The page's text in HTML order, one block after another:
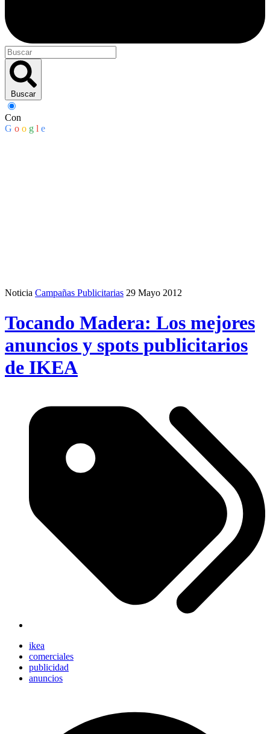
Buscar
Con
G o o g l e
Noticia Campañas Publicitarias 29 Mayo 2012
Tocando Madera: Los mejores
anuncios y spots publicitarios
de IKEA
ikea
comerciales
publicidad
anuncios